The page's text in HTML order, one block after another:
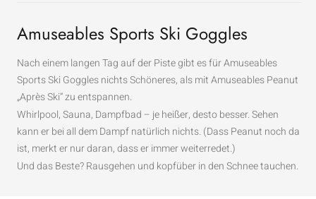
Amuseables Sports Ski Goggles
Nach einem langen Tag auf der Piste gibt es für Amuseables
Sports Ski Goggles nichts Schöneres, als mit Amuseables Peanut
„Après Ski“ zu entspannen.
Whirlpool, Sauna, Dampfbad – je heißer, desto besser. Sehen
kann er bei all dem Dampf natürlich nichts. (Dass Peanut noch da
ist, merkt er nur daran, dass er immer weiterredet.)
Und das Beste? Rausgehen und kopfüber in den Schnee tauchen.